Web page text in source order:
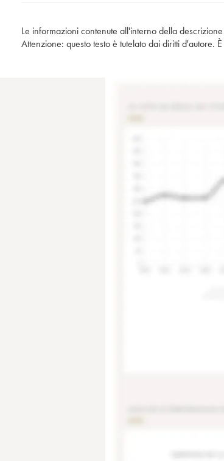
Le informazioni contenute all'interno della
Attenzione: questo testo è tutelato dai diritti d'autore.